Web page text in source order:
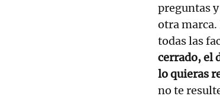
preguntas
otra marca.
todas las
cerrado, el
lo quieras
no te